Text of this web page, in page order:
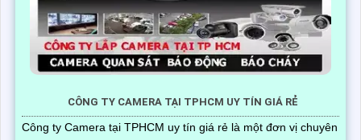
CÔNG TY CAMERA TẠI TPHCM UY TÍN GIÁ RẺ
Công ty Camera tại TPHCM uy tín giá rẻ là một đơn vị chuyên